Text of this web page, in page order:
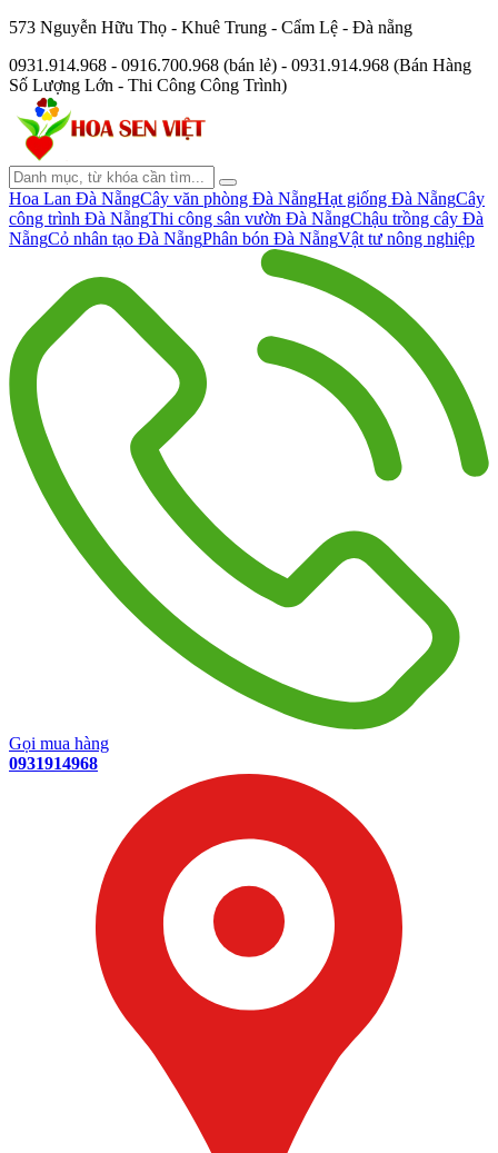
573 Nguyễn Hữu Thọ - Khuê Trung - Cẩm Lệ - Đà nẵng
0931.914.968 - 0916.700.968 (bán lẻ) - 0931.914.968 (Bán Hàng
Số Lượng Lớn - Thi Công Công Trình)
Hoa Lan Đà NẵngCây văn phòng Đà NẵngHạt giống Đà NẵngCây
công trình Đà NẵngThi công sân vườn Đà NẵngChậu trồng cây Đà
NẵngCỏ nhân tạo Đà NẵngPhân bón Đà NẵngVật tư nông nghiệp
Gọi mua hàng
0931914968